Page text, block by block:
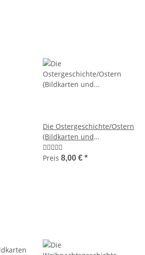
Die Ostergeschichte/Ostern
(Bildkarten und
Unterrichtsmaterial)
Preis 8,00 € *